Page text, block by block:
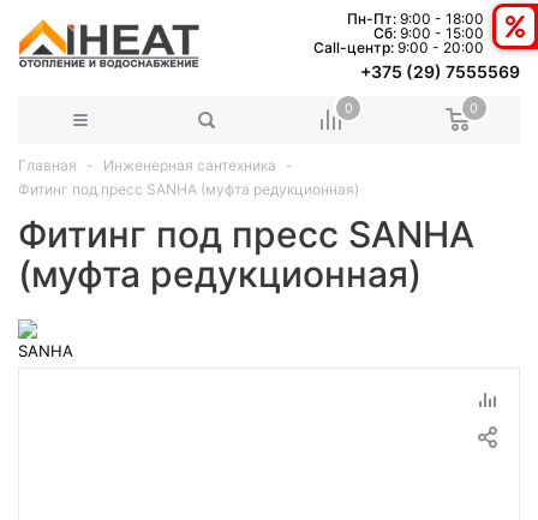
Пн-Пт: 9:00 - 18:00
Сб: 9:00 - 15:00
Сall-центр: 9:00 - 20:00
+375 (29) 7555569
0 0
Главная
Инженерная сантехника
Фитинг под пресс SANHA (муфта редукционная)
Фитинг под пресс SANHA
(муфта редукционная)